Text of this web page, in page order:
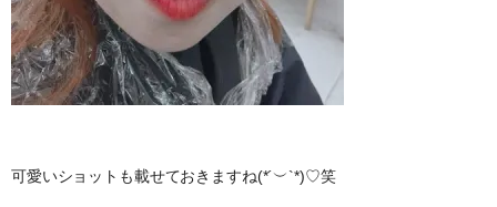
可愛いショットも載せておきますね(*´︶`*)♡笑